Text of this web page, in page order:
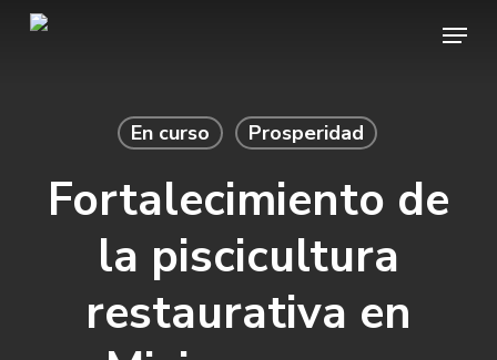
Skip
Menu
En curso Prosperidad
Fortalecimiento de
la piscicultura
restaurativa en